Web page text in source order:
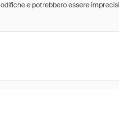
e potrebbero essere